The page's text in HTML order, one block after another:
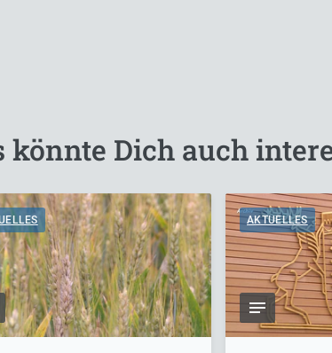
könnte Dich auch
AKTUELLES